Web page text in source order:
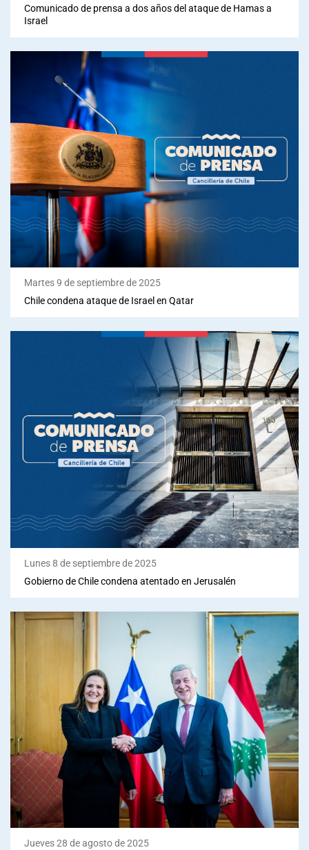
Comunicado de prensa a dos años del ataque de Hamas a
Israel
Martes 9 de septiembre de 2025
Chile condena ataque de Israel en Qatar
Lunes 8 de septiembre de 2025
Gobierno de Chile condena atentado en Jerusalén
Jueves 28 de agosto de 2025